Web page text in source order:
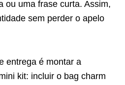
ou uma frase curta. Assim,
sem perder o apelo
entrega é montar a
kit: incluir o bag charm